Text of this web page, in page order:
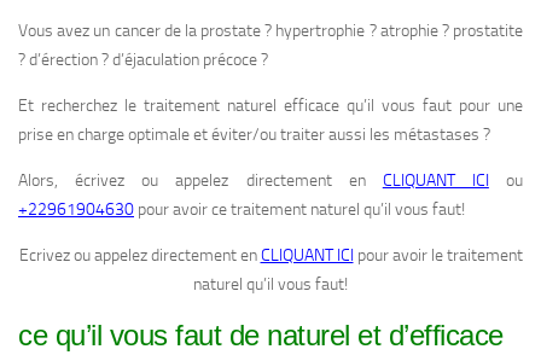
Vous avez un cancer de la prostate ? hypertrophie ? atrophie ? prostatite
? d’érection ? d’éjaculation précoce ?
Et recherchez le traitement naturel efficace qu’il vous faut pour une
prise en charge optimale et éviter/ou traiter aussi les métastases ?
Alors, écrivez ou appelez directement en CLIQUANT ICI ou
+22961904630 pour avoir ce traitement naturel qu’il vous faut!
Ecrivez ou appelez directement enCLIQUANT ICI pour avoir le traitement
naturel qu’il vous faut!
ce qu’il vous faut de naturel et d’efficace